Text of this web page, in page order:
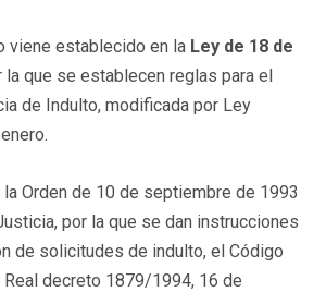
viene establecido en la Ley de 18 de
la que se establecen reglas para el
de Indulto, modificada por Ley
Orden de 10 de septiembre de 1993
por la que se dan instrucciones
de solicitudes de indulto, el Código
decreto 1879/1994, 16 de